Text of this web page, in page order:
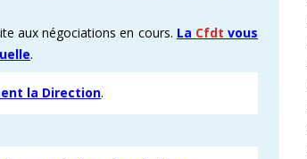
aux négociations en cours. La Cfdt vous
.
la Direction.